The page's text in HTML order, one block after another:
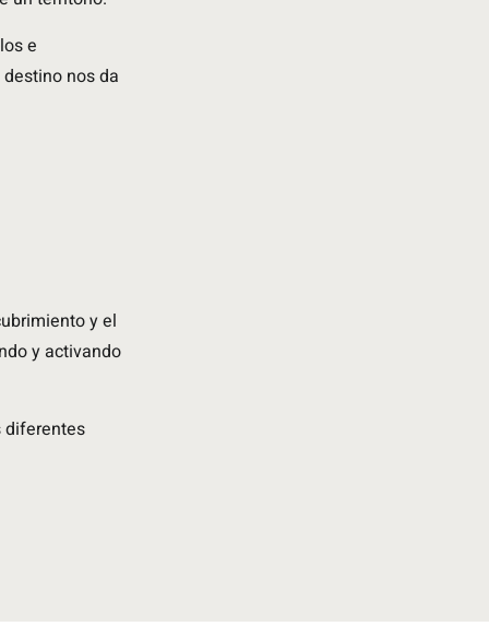
e
nos da
y el
y activando
diferentes